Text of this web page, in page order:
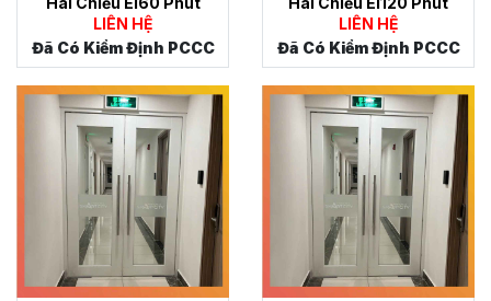
LIÊN HỆ
Đã Có Kiểm Định PCCC
LIÊN HỆ
Đã Có Kiểm Định PCCC